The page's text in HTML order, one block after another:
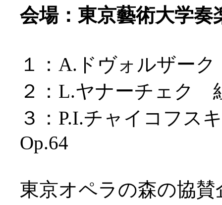
会場：東京藝術大学奏
１：A.ドヴォルザー
２：L.ヤナーチェク
３：P.I.チャイコフス
Op.64
東京オペラの森の協